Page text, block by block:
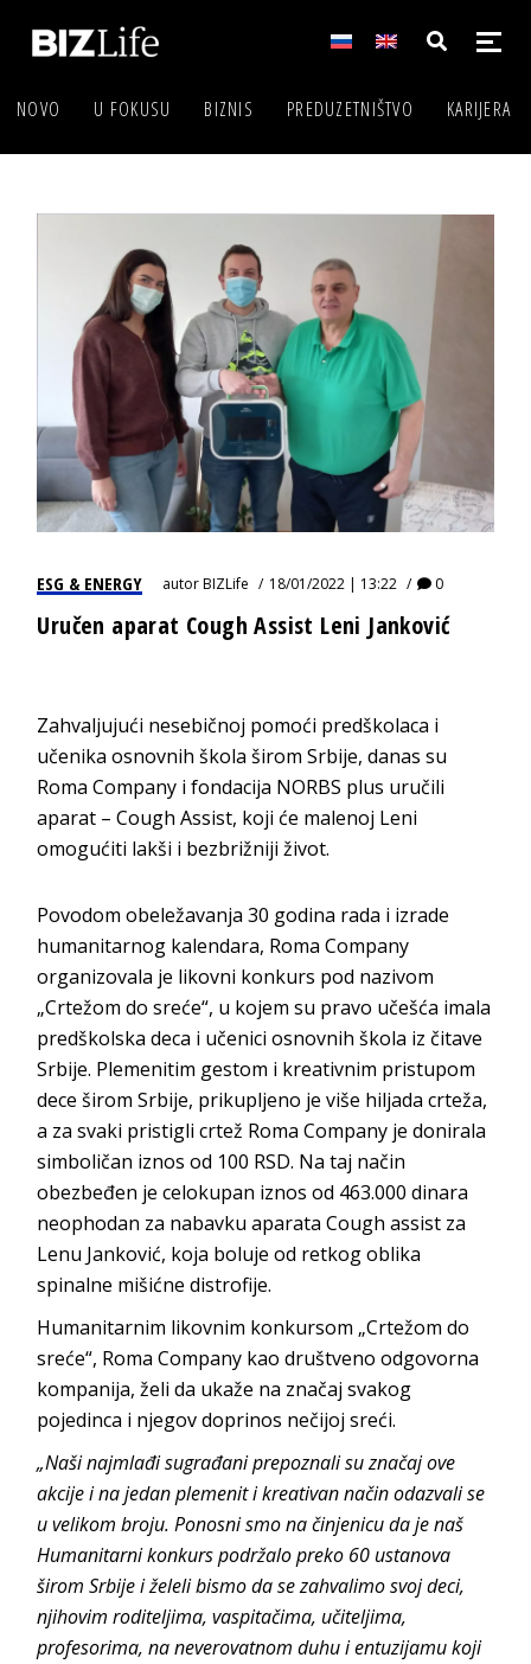
NOVO U FOKUSU BIZNIS PREDUZETNIŠTVO KARIJERA
ESG & ENERGY autorBIZLife 18/01/2022 | 13:22 0
Uručen aparat Cough Assist Leni Janković
Zahvaljujući nesebičnoj pomoći predškolaca i
učenika osnovnih škola širom Srbije, danas su
Roma Company i fondacija NORBS plus uručili
aparat – Cough Assist, koji će malenoj Leni
omogućiti lakši i bezbrižniji život.
Povodom obeležavanja 30 godina rada i izrade
humanitarnog kalendara, Roma Company
organizovala je likovni konkurs pod nazivom
„Crtežom do sreće“, u kojem su pravo učešća imala
predškolska deca i učenici osnovnih škola iz čitave
Srbije. Plemenitim gestom i kreativnim pristupom
dece širom Srbije, prikupljeno je više hiljada crteža,
a za svaki pristigli crtež Roma Company je donirala
simboličan iznos od 100 RSD. Na taj način
obezbeđen je celokupan iznos od 463.000 dinara
neophodan za nabavku aparata Cough assist za
Lenu Janković, koja boluje od retkog oblika
spinalne mišićne distrofije.
Humanitarnim likovnim konkursom „Crtežom do
sreće“, Roma Company kao društveno odgovorna
kompanija, želi da ukaže na značaj svakog
pojedinca i njegov doprinos nečijoj sreći.
„Naši najmlađi sugrađani prepoznali su značaj ove
akcije i na jedan plemenit i kreativan način odazvali se
u velikom broju. Ponosni smo na činjenicu da je naš
Humanitarni konkurs podržalo preko 60 ustanova
širom Srbije i želeli bismo da se zahvalimo svoj deci,
njihovim roditeljima, vaspitačima, učiteljima,
profesorima, na neverovatnom duhu i entuzijamu koji